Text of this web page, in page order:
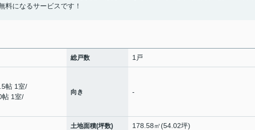
料になるサービスです！
総戸数 1戸
帖 1室/
帖 1室/
向き -
土地面積(坪数) 178.58㎡(54.02坪)